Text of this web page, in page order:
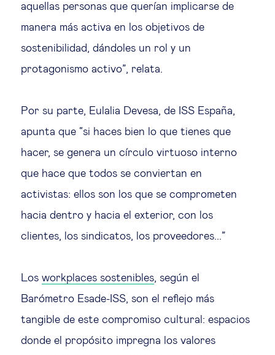
aquellas personas que querían implicarse de
manera más activa en los objetivos de
sostenibilidad, dándoles un rol y un
protagonismo activo”, relata.
Por su parte, Eulalia Devesa, de ISS España,
apunta que “si haces bien lo que tienes que
hacer, se genera un círculo virtuoso interno
que hace que todos se conviertan en
activistas: ellos son los que se comprometen
hacia dentro y hacia el exterior, con los
clientes, los sindicatos, los proveedores...”
Los workplaces sostenibles , según el
Barómetro Esade-ISS, son el reflejo más
tangible de este compromiso cultural: espacios
donde el propósito impregna los valores